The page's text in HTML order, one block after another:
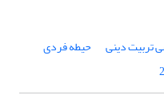
دینی
حیطه فردی